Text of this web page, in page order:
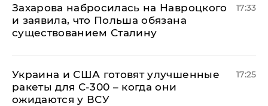
​Захарова набросилась на Навроцкого
и заявила, что Польша обязана
существованием Сталину
17:33
Украина и США готовят улучшенные
ракеты для С-300 – когда они
ожидаются у ВСУ
17:25